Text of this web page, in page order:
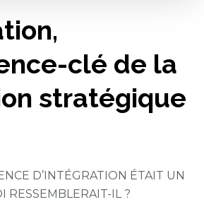
clé de la
stratégique
D’INTÉGRATION ÉTAIT UN
RESSEMBLERAIT-IL ?